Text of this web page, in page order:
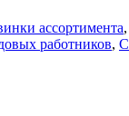
ассортимента,
работников,